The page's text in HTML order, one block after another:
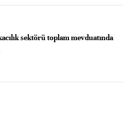
sektörü toplam mevduatında